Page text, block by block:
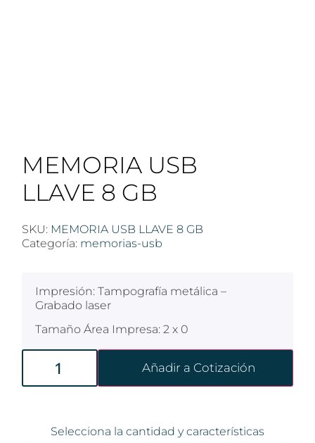
MEMORIA USB
LLAVE 8 GB
SKU: MEMORIA USB LLAVE 8 GB
Categoría: memorias-usb
Impresión: Tampografía metálica –
Grabado laser
Tamaño Área Impresa: 2 x 0
Añadir a Cotización
Selecciona la cantidad y características